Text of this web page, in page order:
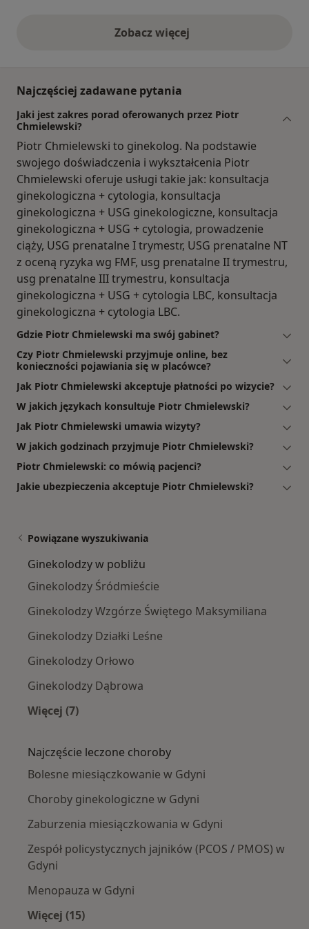
Zobacz więcejopinie powyżej
Najczęściej zadawane pytania
Jaki jest zakres porad oferowanych przez Piotr
Chmielewski?
Piotr Chmielewski to ginekolog. Na podstawie
swojego doświadczenia i wykształcenia Piotr
Chmielewski oferuje usługi takie jak: konsultacja
ginekologiczna + cytologia, konsultacja
ginekologiczna + USG ginekologiczne, konsultacja
ginekologiczna + USG + cytologia, prowadzenie
ciąży, USG prenatalne I trymestr, USG prenatalne NT
z oceną ryzyka wg FMF, usg prenatalne II trymestru,
usg prenatalne III trymestru, konsultacja
ginekologiczna + USG + cytologia LBC, konsultacja
ginekologiczna + cytologia LBC.
Gdzie Piotr Chmielewski ma swój gabinet?
Czy Piotr Chmielewski przyjmuje online, bez
konieczności pojawiania się w placówce?
Jak Piotr Chmielewski akceptuje płatności po wizycie?
W jakich językach konsultuje Piotr Chmielewski?
Jak Piotr Chmielewski umawia wizyty?
W jakich godzinach przyjmuje Piotr Chmielewski?
Piotr Chmielewski: co mówią pacjenci?
Jakie ubezpieczenia akceptuje Piotr Chmielewski?
Powiązane wyszukiwania
Ginekolodzy w pobliżu
Ginekolodzy Śródmieście
Ginekolodzy Wzgórze Świętego Maksymiliana
Ginekolodzy Działki Leśne
Ginekolodzy Orłowo
Ginekolodzy Dąbrowa
Więcej (7)
Najczęście leczone choroby
Bolesne miesiączkowanie w Gdyni
Choroby ginekologiczne w Gdyni
Zaburzenia miesiączkowania w Gdyni
Zespół policystycznych jajników (PCOS / PMOS) w
Gdyni
Menopauza w Gdyni
Więcej (15)